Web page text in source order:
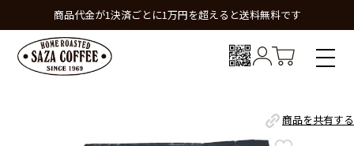
商品代金が1決済ごとに1万円を超えると送料無料です
商品を共有する